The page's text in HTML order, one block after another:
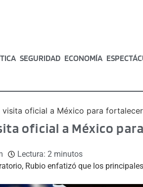
SEGURIDAD ECONOMÍA
visita oficial a México para
oficial a México
Lectura: 2 minutos
Rubio enfatizó que los